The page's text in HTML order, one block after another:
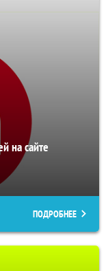
на сайте
ПОДРОБНЕЕ